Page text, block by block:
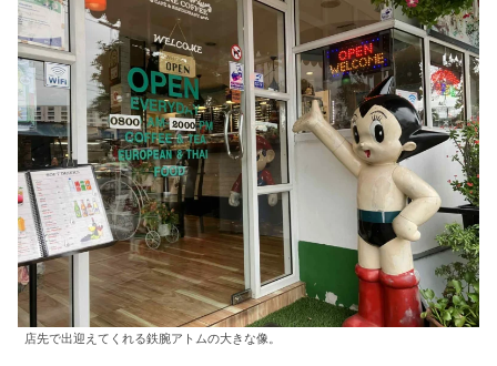
店先で出迎えてくれる鉄腕アトムの大きな像。